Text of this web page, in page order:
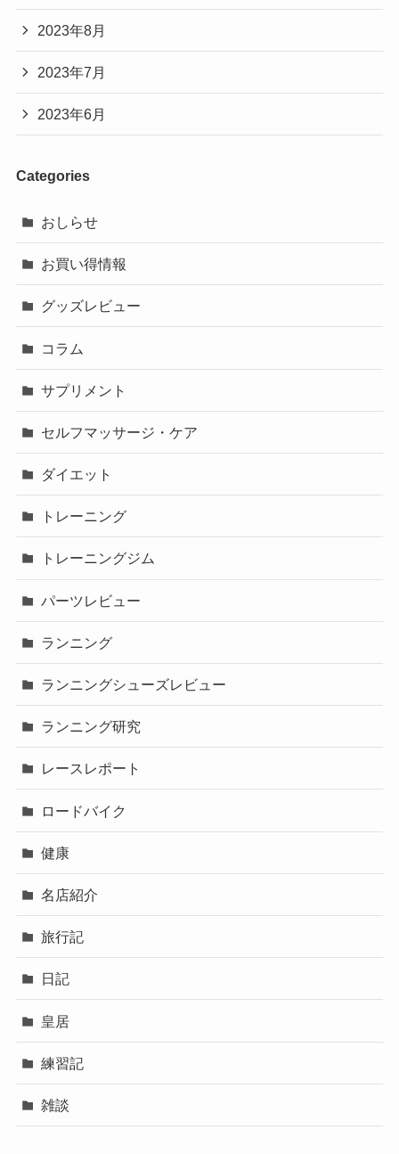
2023年8月
2023年7月
2023年6月
Categories
おしらせ
お買い得情報
グッズレビュー
コラム
サプリメント
セルフマッサージ・ケア
ダイエット
トレーニング
トレーニングジム
パーツレビュー
ランニング
ランニングシューズレビュー
ランニング研究
レースレポート
ロードバイク
健康
名店紹介
旅行記
日記
皇居
練習記
雑談